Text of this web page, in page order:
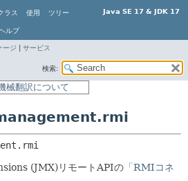
Java SE 17 & JDK 17
ラス 使用 ツリー
ルプ
ージ サービス
検索:
械翻訳について
(JMX)リモートAPIの 「RMIコネ